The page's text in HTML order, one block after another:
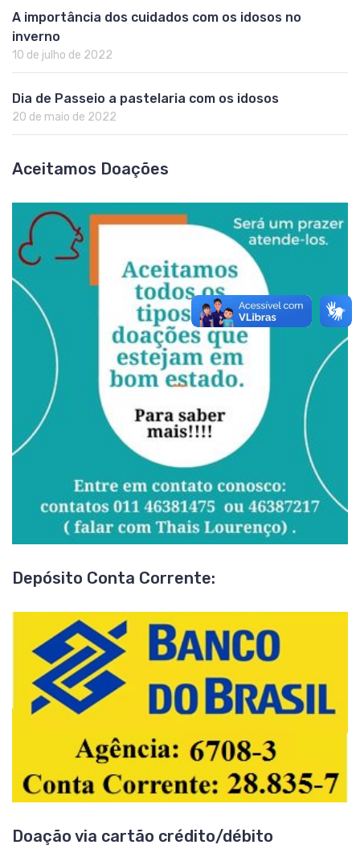
A importância dos cuidados com os idosos no
inverno
10 de julho de 2022
Dia de Passeio a pastelaria com os idosos
20 de maio de 2022
Aceitamos Doações
Depósito Conta Corrente:
Doação via cartão crédito/débito